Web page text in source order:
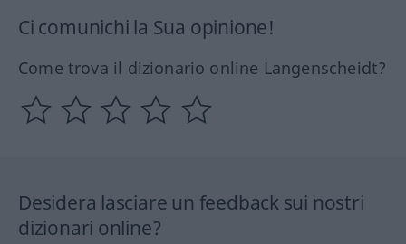
Ci comunichi la Sua opinione!
Come trova il dizionario online Langenscheidt?
Desidera lasciare un feedback sui nostri
dizionari online?